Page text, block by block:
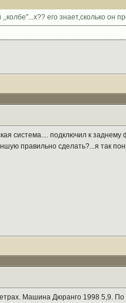
его знает,сколько он
система.... подключил к
правильно сделать?...я так
Машина Дюранго 1998 5,9.